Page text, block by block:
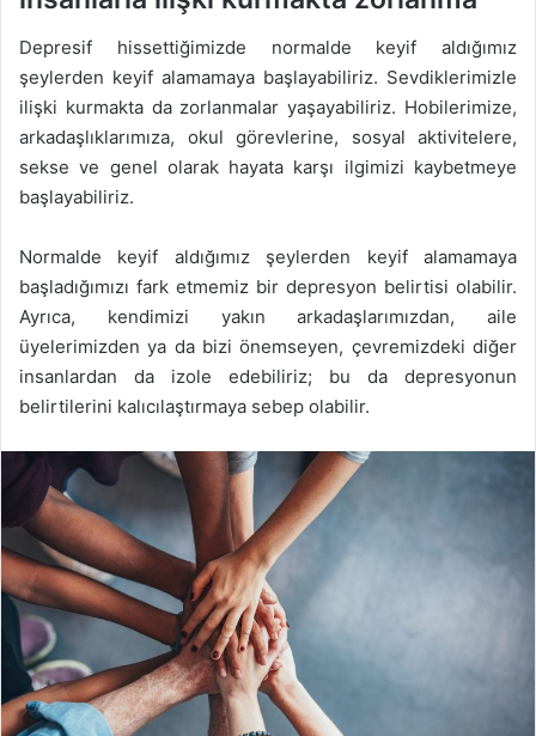
Depresif hissettiğimizde normalde keyif aldığımız
şeylerden keyif alamamaya başlayabiliriz. Sevdiklerimizle
ilişki kurmakta da zorlanmalar yaşayabiliriz. Hobilerimize,
arkadaşlıklarımıza, okul görevlerine, sosyal aktivitelere,
sekse ve genel olarak hayata karşı ilgimizi kaybetmeye
başlayabiliriz.
Normalde keyif aldığımız şeylerden keyif alamamaya
başladığımızı fark etmemiz bir depresyon belirtisi olabilir.
Ayrıca, kendimizi yakın arkadaşlarımızdan, aile
üyelerimizden ya da bizi önemseyen, çevremizdeki diğer
insanlardan da izole edebiliriz; bu da depresyonun
belirtilerini kalıcılaştırmaya sebep olabilir.